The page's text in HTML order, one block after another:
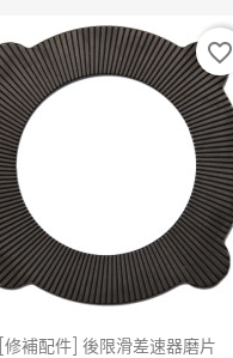
[修補配件] 後限滑差速器磨片
favorite_border